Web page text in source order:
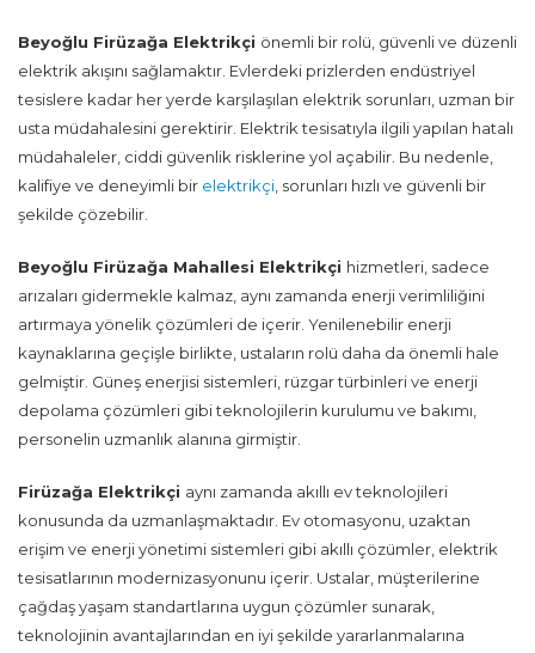
Beyoğlu Firüzağa Elektrikçi önemli bir rolü, güvenli ve düzenli
elektrik akışını sağlamaktır. Evlerdeki prizlerden endüstriyel
tesislere kadar her yerde karşılaşılan elektrik sorunları, uzman bir
usta müdahalesini gerektirir. Elektrik tesisatıyla ilgili yapılan hatalı
müdahaleler, ciddi güvenlik risklerine yol açabilir. Bu nedenle,
kalifiye ve deneyimli bir elektrikçi , sorunları hızlı ve güvenli bir
şekilde çözebilir.
Beyoğlu Firüzağa Mahallesi Elektrikçi hizmetleri, sadece
arızaları gidermekle kalmaz, aynı zamanda enerji verimliliğini
artırmaya yönelik çözümleri de içerir. Yenilenebilir enerji
kaynaklarına geçişle birlikte, ustaların rolü daha da önemli hale
gelmiştir. Güneş enerjisi sistemleri, rüzgar türbinleri ve enerji
depolama çözümleri gibi teknolojilerin kurulumu ve bakımı,
personelin uzmanlık alanına girmiştir.
Firüzağa Elektrikçi aynı zamanda akıllı ev teknolojileri
konusunda da uzmanlaşmaktadır. Ev otomasyonu, uzaktan
erişim ve enerji yönetimi sistemleri gibi akıllı çözümler, elektrik
tesisatlarının modernizasyonunu içerir. Ustalar, müşterilerine
çağdaş yaşam standartlarına uygun çözümler sunarak,
teknolojinin avantajlarından en iyi şekilde yararlanmalarına